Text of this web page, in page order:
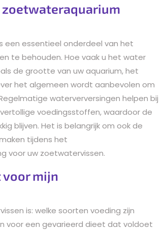
zoetwateraquarium
een essentieel onderdeel van het
te behouden. Hoe vaak u het water
de grootte van uw aquarium, het
het algemeen wordt aanbevolen om
waterverversingen helpen bij
voedingsstoffen, waardoor de
blijven. Het is belangrijk om ook de
tijdens het
voor uw zoetwatervissen.
mijn
is: welke soorten voeding zijn
voor een gevarieerd dieet dat voldoet